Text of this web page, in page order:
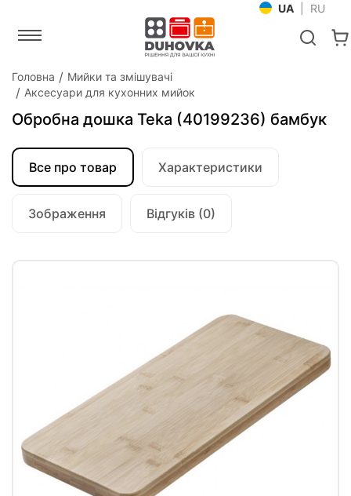
UA RU
Головна
Мийки та змішувачі
Аксесуари для кухонних мийок
Обробна дошка Teka (40199236) бамбук
Все про товар Характеристики
Зображення Відгуків (0)